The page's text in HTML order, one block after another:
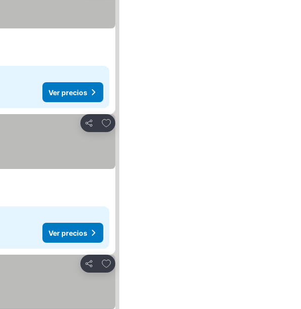
Ver precios
Compartir
Agregar a favoritos
Ver precios
Compartir
Agregar a favoritos